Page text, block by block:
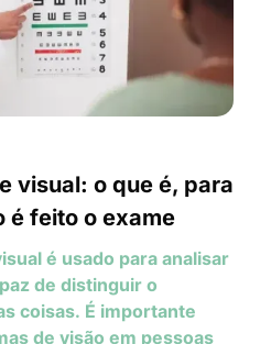
visual: o que é, para
é feito o exame
é usado para analisar
de distinguir o
coisas. É importante
de visão em pessoas